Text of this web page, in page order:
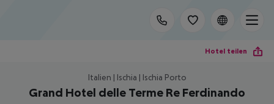
Hotel teilen
Italien | Ischia | Ischia Porto
Grand Hotel delle Terme Re Ferdinando